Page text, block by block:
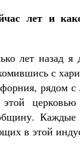
лет и
лет назад я
с
рядом
этой
в этой